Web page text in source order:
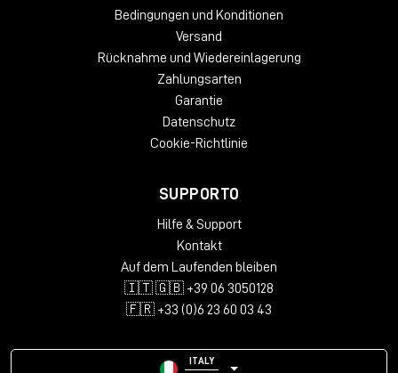
Bedingungen und Konditionen
Versand
Rücknahme und Wiedereinlagerung
Zahlungsarten
Garantie
Datenschutz
Cookie-Richtlinie
SUPPORTO
Hilfe & Support
Kontakt
Auf dem Laufenden bleiben
🇮🇹 🇬🇧 +39 06 3050128
🇫🇷 +33 (0)6 23 60 03 43
ITALY